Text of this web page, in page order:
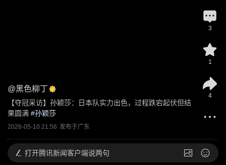
@黑色柳丁
【夺冠采访】孙颖莎：日本队实力出色，过程跌宕起伏但结
果圆满 #孙颖莎
2026-05-10 21:56 发布于广东
3
1
4
打开腾讯新闻客户端说两句